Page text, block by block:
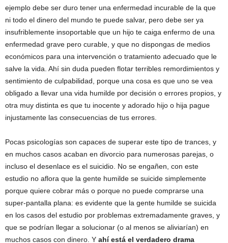
ejemplo debe ser duro tener una enfermedad incurable de la que
ni todo el dinero del mundo te puede salvar, pero debe ser ya
insufriblemente insoportable que un hijo te caiga enfermo de una
enfermedad grave pero curable, y que no dispongas de medios
económicos para una intervención o tratamiento adecuado que le
salve la vida. Ahí sin duda pueden flotar terribles remordimientos y
sentimiento de culpabilidad, porque una cosa es que uno se vea
obligado a llevar una vida humilde por decisión o errores propios, y
otra muy distinta es que tu inocente y adorado hijo o hija pague
injustamente las consecuencias de tus errores.
Pocas psicologías son capaces de superar este tipo de trances, y
en muchos casos acaban en divorcio para numerosas parejas, o
incluso el desenlace es el suicidio. No se engañen, con este
estudio no aflora que la gente humilde se suicide simplemente
porque quiere cobrar más o porque no puede comprarse una
super-pantalla plana: es evidente que la gente humilde se suicida
en los casos del estudio por problemas extremadamente graves, y
que se podrían llegar a solucionar (o al menos se aliviarían) en
muchos casos con dinero. Y ahí está el verdadero drama